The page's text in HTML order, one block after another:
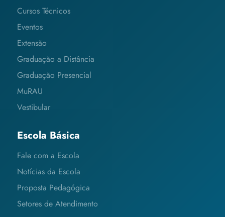
Cursos Técnicos
Eventos
Extensão
Graduação a Distância
Graduação Presencial
MuRAU
Vestibular
Escola Básica
Fale com a Escola
Notícias da Escola
Proposta Pedagógica
Setores de Atendimento